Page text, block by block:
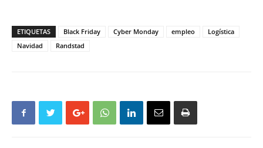
ETIQUETAS Black Friday Cyber Monday empleo
Logística
Navidad
Randstad